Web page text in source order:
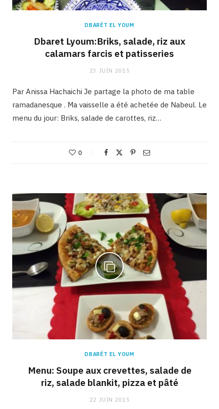
DBARÉT EL YOUM
Dbaret Lyoum:Briks, salade, riz aux
calamars farcis et patisseries
23 JUIN 2015
Par Anissa Hachaichi Je partage la photo de ma table
ramadanesque . Ma vaisselle a été achetée de Nabeul. Le
menu du jour: Briks, salade de carottes, riz…
0
DBARÉT EL YOUM
Menu: Soupe aux crevettes, salade de
riz, salade blankit, pizza et pâté
22 JUIN 2015